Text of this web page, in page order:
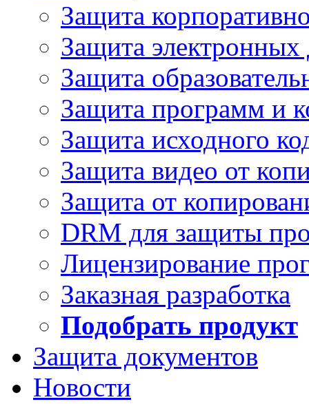
Защита
Защита электронных
Защита
Защита программ и
Защита исходного
Защита видео от
Защита от
DRM для защиты
Лицензирование
Заказная разработка
Подобрать продукт
Защита документов
Новости